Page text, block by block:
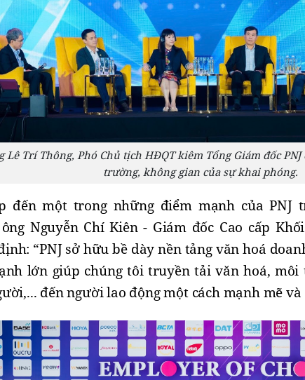
Lê Trí Thông, Phó Chủ tịch HĐQT kiêm Tổng Giám đốc
trường, không gian của sự khai phóng.
đến một trong những điểm mạnh của PNJ
Nguyễn Chí Kiên - Giám đốc Cao cấp
“PNJ sở hữu bề dày nền tảng văn hoá
lớn giúp chúng tôi truyền tải văn hoá,
đến người lao động một cách mạnh mẽ